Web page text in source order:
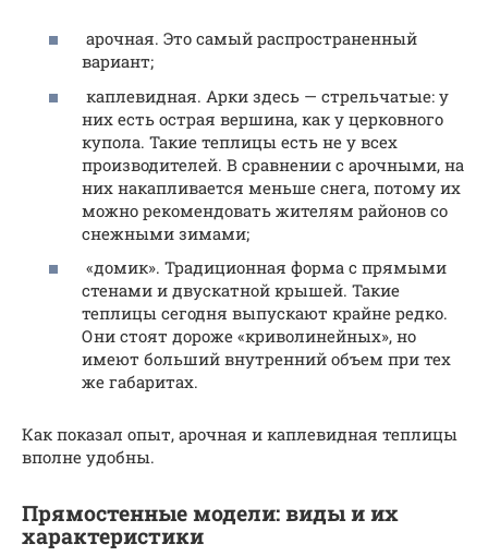
арочная. Это самый распространенный
вариант;
каплевидная. Арки здесь — стрельчатые: у
них есть острая вершина, как у церковного
купола. Такие теплицы есть не у всех
производителей. В сравнении с арочными, на
них накапливается меньше снега, потому их
можно рекомендовать жителям районов со
снежными зимами;
«домик». Традиционная форма с прямыми
стенами и двускатной крышей. Такие
теплицы сегодня выпускают крайне редко.
Они стоят дороже «криволинейных», но
имеют больший внутренний объем при тех
же габаритах.
Как показал опыт, арочная и каплевидная теплицы
вполне удобны.
Прямостенные модели: виды и их
характеристики